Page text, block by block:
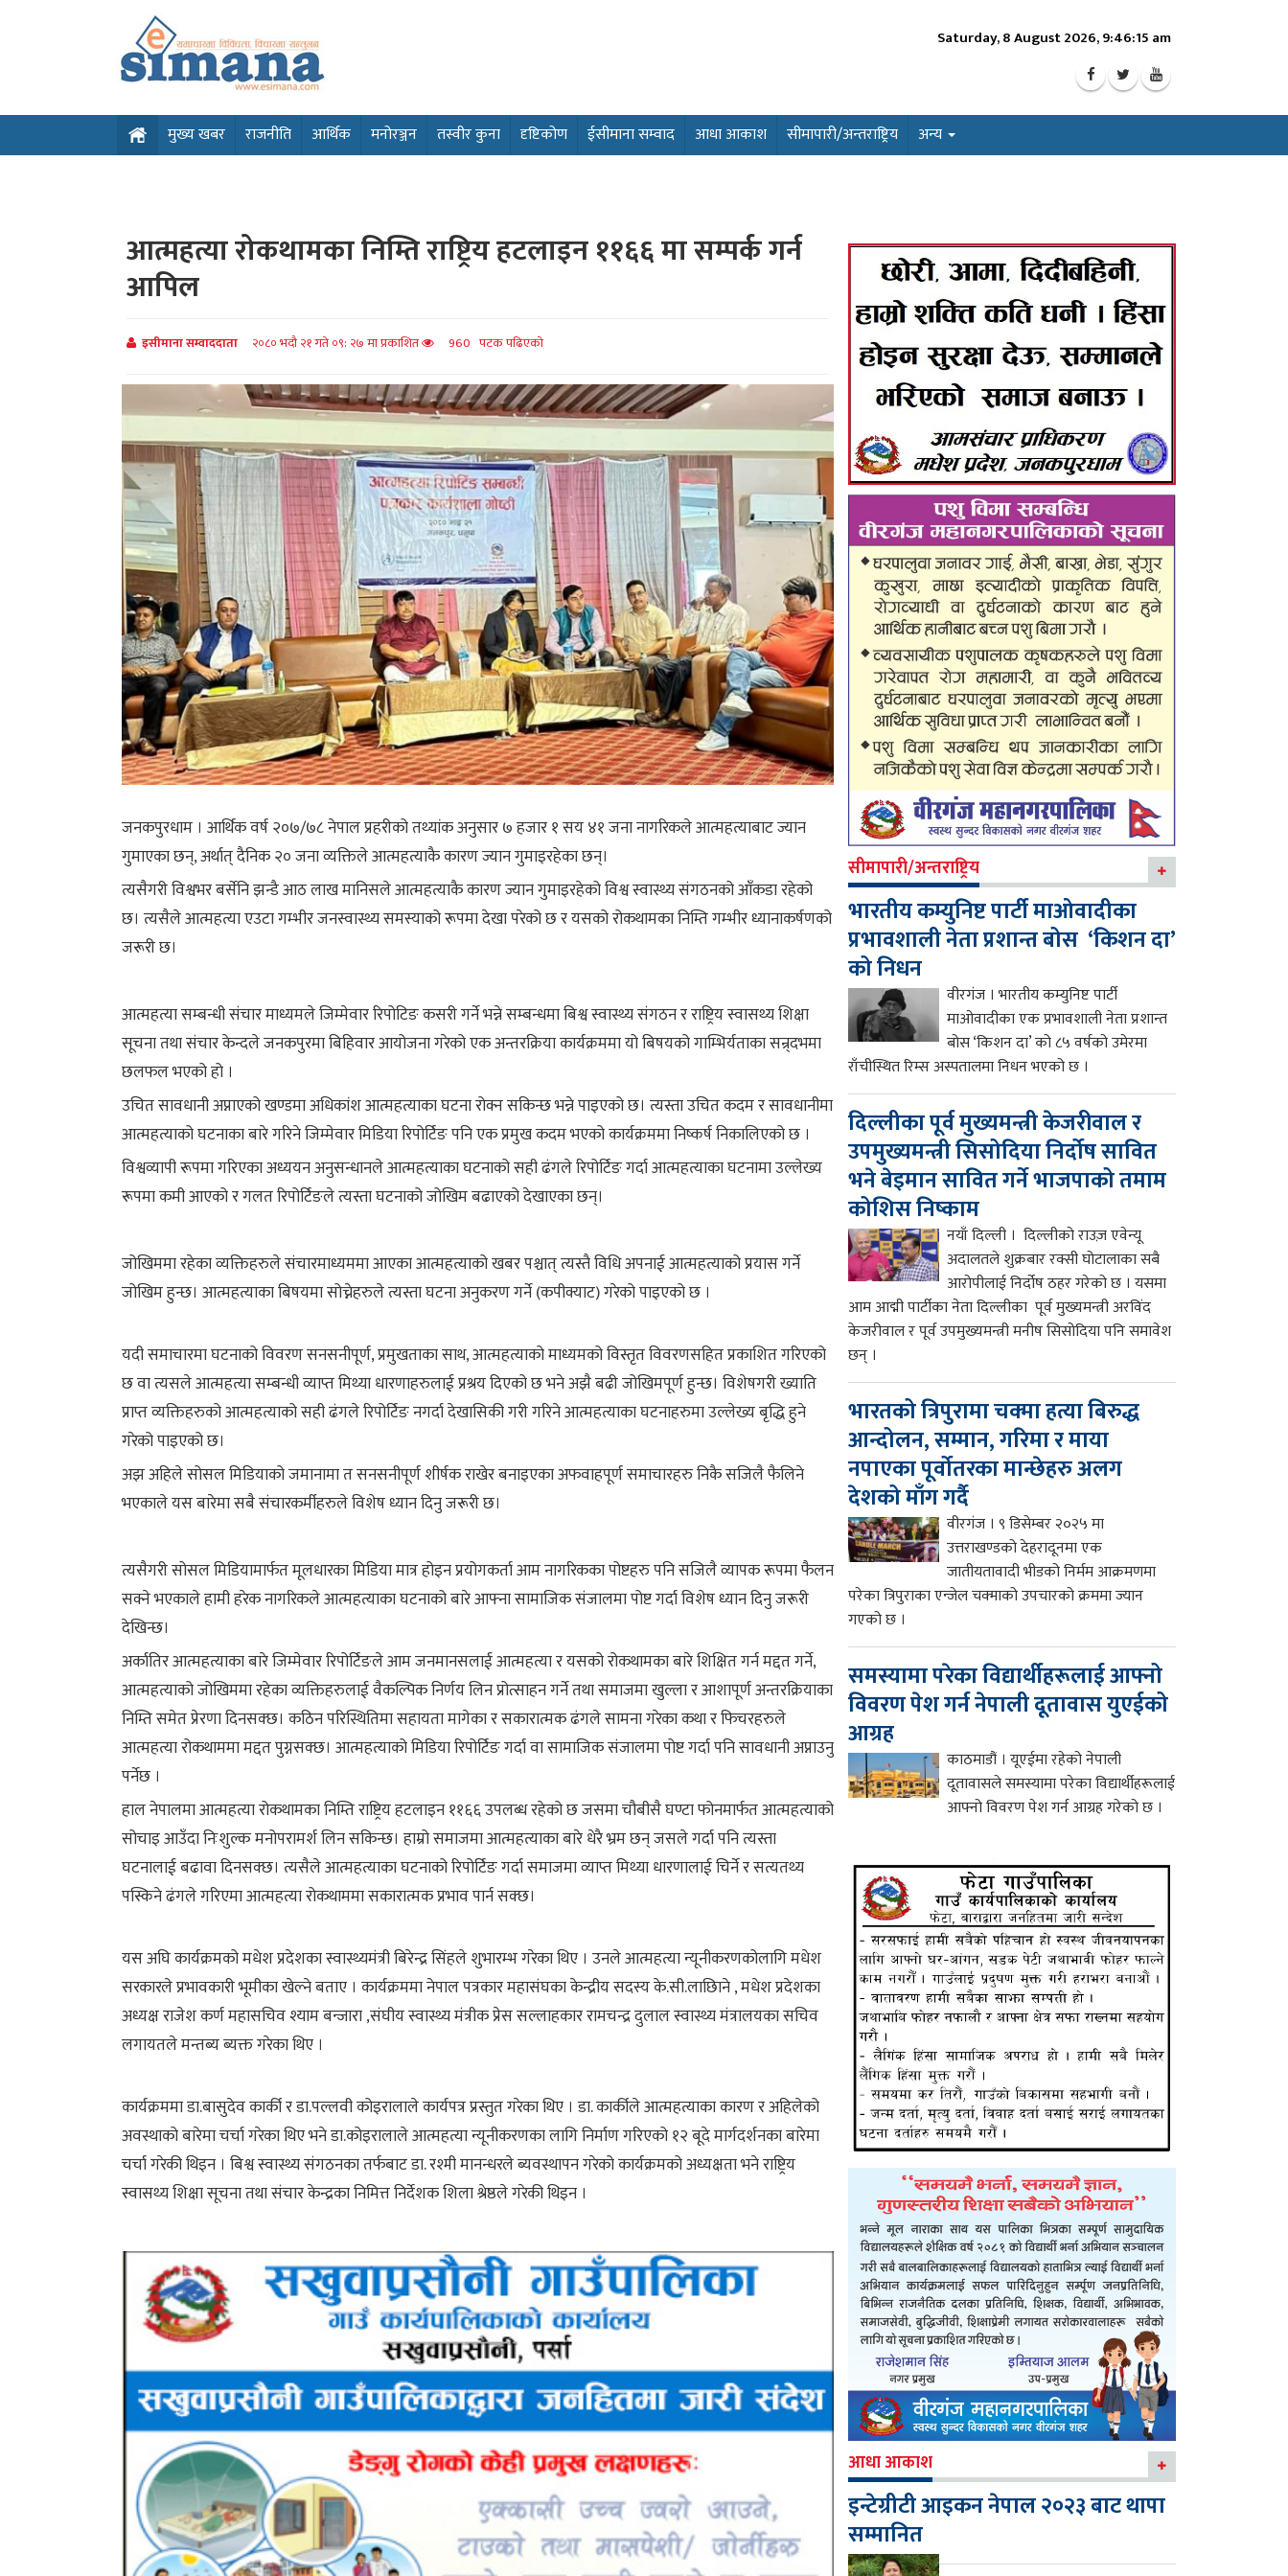
Saturday, 8 August 2026, 9:46:17 am
मुख्य खबर राजनीति आर्थिक मनोरञ्जन तस्वीर कुना दृष्टिकोण ईसीमाना सम्वाद आधा आकाश सीमापारी/अन्तराष्ट्रिय अन्य
आत्महत्या रोकथामका निम्ति राष्ट्रिय हटलाइन ११६६ मा सम्पर्क गर्न
आपिल
इसीमाना सम्वाददाता २०८० भदौ २१ गते ०९: २७ मा प्रकाशित 960 पटक पढिएको
जनकपुरधाम । आर्थिक वर्ष २०७/७८ नेपाल प्रहरीको तथ्यांक अनुसार ७ हजार १ सय ४१ जना नागरिकले आत्महत्याबाट ज्यान
गुमाएका छन्, अर्थात् दैनिक २० जना व्यक्तिले आत्महत्याकै कारण ज्यान गुमाइरहेका छन्।
त्यसैगरी विश्वभर बर्सेनि झन्डै आठ लाख मानिसले आत्महत्याकै कारण ज्यान गुमाइरहेको विश्व स्वास्थ्य संगठनको आँकडा रहेको
छ। त्यसैले आत्महत्या एउटा गम्भीर जनस्वास्थ्य समस्याको रूपमा देखा परेको छ र यसको रोकथामका निम्ति गम्भीर ध्यानाकर्षणको
जरूरी छ।
आत्महत्या सम्बन्धी संचार माध्यमले जिम्मेवार रिपोटिङ कसरी गर्ने भन्ने सम्बन्धमा बिश्व स्वास्थ्य संगठन र राष्ट्रिय स्वासथ्य शिक्षा
सूचना तथा संचार केन्दले जनकपुरमा बिहिवार आयोजना गरेको एक अन्तरक्रिया कार्यक्रममा यो बिषयको गाम्भिर्यताका सन्र्दभमा
छलफल भएको हो ।
उचित सावधानी अप्नाएको खण्डमा अधिकांश आत्महत्याका घटना रोक्न सकिन्छ भन्ने पाइएको छ। त्यस्ता उचित कदम र सावधानीमा
आत्महत्याको घटनाका बारे गरिने जिम्मेवार मिडिया रिपोर्टिङ पनि एक प्रमुख कदम भएको कार्यक्रममा निष्कर्ष निकालिएको छ ।
विश्वव्यापी रूपमा गरिएका अध्ययन अनुसन्धानले आत्महत्याका घटनाको सही ढंगले रिपोर्टिङ गर्दा आत्महत्याका घटनामा उल्लेख्य
रूपमा कमी आएको र गलत रिपोर्टिङले त्यस्ता घटनाको जोखिम बढाएको देखाएका छन्।
जोखिममा रहेका व्यक्तिहरुले संचारमाध्यममा आएका आत्महत्याको खबर पश्चात् त्यस्तै विधि अपनाई आत्महत्याको प्रयास गर्ने
जोखिम हुन्छ। आत्महत्याका बिषयमा सोच्नेहरुले त्यस्ता घटना अनुकरण गर्ने (कपीक्याट) गरेको पाइएको छ ।
यदी समाचारमा घटनाको विवरण सनसनीपूर्ण, प्रमुखताका साथ, आत्महत्याको माध्यमको विस्तृत विवरणसहित प्रकाशित गरिएको
छ वा त्यसले आत्महत्या सम्बन्धी व्याप्त मिथ्या धारणाहरुलाई प्रश्रय दिएको छ भने अझै बढी जोखिमपूर्ण हुन्छ। विशेषगरी ख्याति
प्राप्त व्यक्तिहरुको आत्महत्याको सही ढंगले रिपोर्टिङ नगर्दा देखासिकी गरी गरिने आत्महत्याका घटनाहरुमा उल्लेख्य बृद्धि हुने
गरेको पाइएको छ।
अझ अहिले सोसल मिडियाको जमानामा त सनसनीपूर्ण शीर्षक राखेर बनाइएका अफवाहपूर्ण समाचारहरु निकै सजिलै फैलिने
भएकाले यस बारेमा सबै संचारकर्मीहरुले विशेष ध्यान दिनु जरूरी छ।
त्यसैगरी सोसल मिडियामार्फत मूलधारका मिडिया मात्र होइन प्रयोगकर्ता आम नागरिकका पोष्टहरु पनि सजिलै व्यापक रूपमा फैलन
सक्ने भएकाले हामी हरेक नागरिकले आत्महत्याका घटनाको बारे आफ्ना सामाजिक संजालमा पोष्ट गर्दा विशेष ध्यान दिनु जरूरी
देखिन्छ।
अर्कातिर आत्महत्याका बारे जिम्मेवार रिपोर्टिङले आम जनमानसलाई आत्महत्या र यसको रोकथामका बारे शिक्षित गर्न मद्दत गर्ने,
आत्महत्याको जोखिममा रहेका व्यक्तिहरुलाई वैकल्पिक निर्णय लिन प्रोत्साहन गर्ने तथा समाजमा खुल्ला र आशापूर्ण अन्तरक्रियाका
निम्ति समेत प्रेरणा दिनसक्छ। कठिन परिस्थितिमा सहायता मागेका र सकारात्मक ढंगले सामना गरेका कथा र फिचरहरुले
आत्महत्या रोकथाममा मद्दत पुग्नसक्छ। आत्महत्याको मिडिया रिपोर्टिङ गर्दा वा सामाजिक संजालमा पोष्ट गर्दा पनि सावधानी अप्नाउनु
पर्नेछ ।
हाल नेपालमा आत्महत्या रोकथामका निम्ति राष्ट्रिय हटलाइन ११६६ उपलब्ध रहेको छ जसमा चौबीसै घण्टा फोनमार्फत आत्महत्याको
सोचाइ आउँदा निःशुल्क मनोपरामर्श लिन सकिन्छ। हाम्रो समाजमा आत्महत्याका बारे धेरै भ्रम छन् जसले गर्दा पनि त्यस्ता
घटनालाई बढावा दिनसक्छ। त्यसैले आत्महत्याका घटनाको रिपोर्टिङ गर्दा समाजमा व्याप्त मिथ्या धारणालाई चिर्ने र सत्यतथ्य
पस्किने ढंगले गरिएमा आत्महत्या रोकथाममा सकारात्मक प्रभाव पार्न सक्छ।
यस अघि कार्यक्रमको मधेश प्रदेशका स्वास्थ्यमंत्री बिरेन्द्र सिंहले शुभारम्भ गरेका थिए । उनले आत्महत्या न्यूनीकरणकोलागि मधेश
सरकारले प्रभावकारी भूमीका खेल्ने बताए । कार्यक्रममा नेपाल पत्रकार महासंघका केन्द्रीय सदस्य के.सी.लाछिाने , मधेश प्रदेशका
अध्यक्ष राजेश कर्ण महासचिव श्याम बन्जारा ,संघीय स्वास्थ्य मंत्रीक प्रेस सल्लाहकार रामचन्द्र दुलाल स्वास्थ्य मंत्रालयका सचिव
लगायतले मन्तब्य ब्यक्त गरेका थिए ।
कार्यक्रममा डा.बासुदेव कार्की र डा.पल्लवी कोइरालाले कार्यपत्र प्रस्तुत गरेका थिए । डा. कार्कीले आत्महत्याका कारण र अहिलेको
अवस्थाको बारेमा चर्चा गरेका थिए भने डा.कोइरालाले आत्महत्या न्यूनीकरणका लागि निर्माण गरिएको १२ बूदे मार्गदर्शनका बारेमा
चर्चा गरेकी थिइन । बिश्व स्वास्थ्य संगठनका तर्फबाट डा. रश्मी मानन्धरले ब्यवस्थापन गरेको कार्यक्रमको अध्यक्षता भने राष्ट्रिय
स्वासथ्य शिक्षा सूचना तथा संचार केन्द्रका निमित्त निर्देशक शिला श्रेष्ठले गरेकी थिइन ।
सीमापारी/अन्तराष्ट्रिय
भारतीय कम्युनिष्ट पार्टी माओवादीका
प्रभावशाली नेता प्रशान्त बोस ‘किशन दा’
को निधन
वीरगंज । भारतीय कम्युनिष्ट पार्टी
माओवादीका एक प्रभावशाली नेता प्रशान्त
बोस ‘किशन दा’ को ८५ वर्षको उमेरमा
राँचीस्थित रिम्स अस्पतालमा निधन भएको छ ।
दिल्लीका पूर्व मुख्यमन्त्री केजरीवाल र
उपमुख्यमन्त्री सिसोदिया निर्दोष सावित
भने बेइमान सावित गर्ने भाजपाको तमाम
कोशिस निष्काम
नयाँ दिल्ली । दिल्लीको राउज़ एवेन्यू
अदालतले शुक्रबार रक्सी घोटालाका सबै
आरोपीलाई निर्दोष ठहर गरेको छ । यसमा
आम आद्मी पार्टीका नेता दिल्लीका पूर्व मुख्यमन्त्री अरविंद
केजरीवाल र पूर्व उपमुख्यमन्त्री मनीष सिसोदिया पनि समावेश
छन् ।
भारतको त्रिपुरामा चक्मा हत्या बिरुद्ध
आन्दोलन, सम्मान, गरिमा र माया
नपाएका पूर्वोतरका मान्छेहरु अलग
देशको माँग गर्दै
वीरगंज । ९ डिसेम्बर २०२५ मा
उत्तराखण्डको देहरादूनमा एक
जातीयतावादी भीडको निर्मम आक्रमणमा
परेका त्रिपुराका एन्जेल चक्माको उपचारको क्रममा ज्यान
गएको छ ।
समस्यामा परेका विद्यार्थीहरूलाई आफ्नो
विवरण पेश गर्न नेपाली दूतावास युएईको
आग्रह
काठमाडौं । यूएईमा रहेको नेपाली
दूतावासले समस्यामा परेका विद्यार्थीहरूलाई
आफ्नो विवरण पेश गर्न आग्रह गरेको छ ।
आधा आकाश
इन्टेग्रीटी आइकन नेपाल २०२३ बाट थापा
सम्मानित